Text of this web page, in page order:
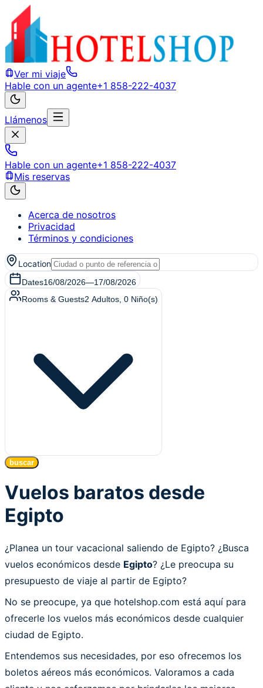
Ver mi viaje
Hable con un agente+1 858-222-4037
Llámenos
Hable con un agente+1 858-222-4037
Mis reservas
Acerca de nosotros
Privacidad
Términos y condiciones
Location
Dates16/08/2026—17/08/2026
Rooms & Guests2 Adultos 0 Niño(s)
buscar
Vuelos baratos desde
Egipto
¿Planea un tour vacacional saliendo de Egipto? ¿Busca
vuelos económicos desde Egipto? ¿Le preocupa su
presupuesto de viaje al partir de Egipto?
No se preocupe, ya que hotelshop.com está aquí para
ofrecerle los vuelos más económicos desde cualquier
ciudad de Egipto.
Entendemos sus necesidades, por eso ofrecemos los
boletos aéreos más económicos. Valoramos a cada